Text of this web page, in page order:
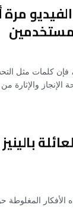
فإن كلمات مثل
والإثارة من
المغلوطة